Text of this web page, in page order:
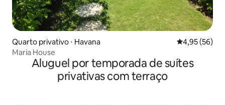
Quarto privativo ⋅ Havana 4,95 de uma
4,95 (56)
Maria House
Aluguel por temporada de suítes
privativas com terraço